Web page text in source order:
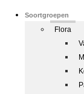
Soortgroepen
Flora